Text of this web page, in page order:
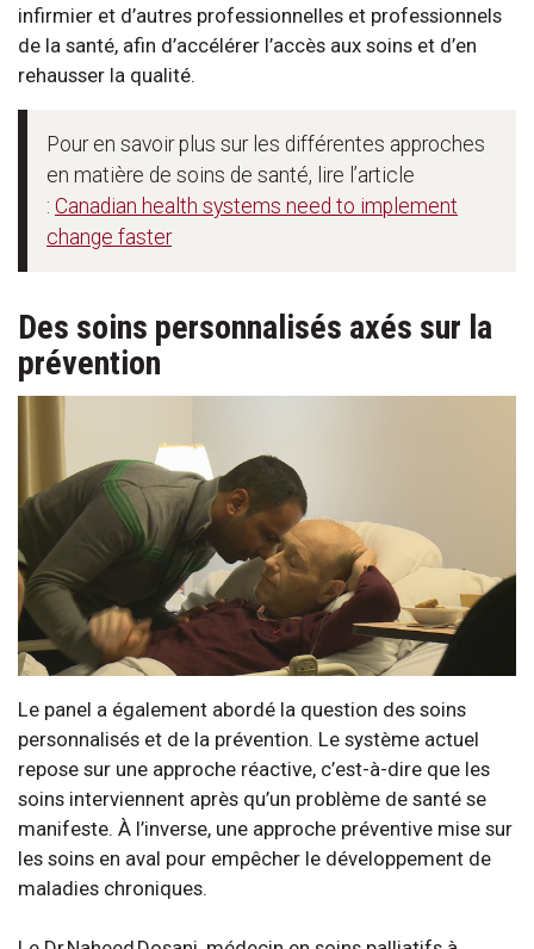
infirmier et d’autres professionnelles et professionnels
de la santé, afin d’accélérer l’accès aux soins et d’en
rehausser la qualité.
Pour en savoir plus sur les différentes approches
en matière de soins de santé, lire l’article
: Canadian health systems need to implement
change faster
Des soins personnalisés axés sur la
prévention
Le panel a également abordé la question des soins
personnalisés et de la prévention. Le système actuel
repose sur une approche réactive, c’est-à-dire que les
soins interviennent après qu’un problème de santé se
manifeste. À l’inverse, une approche préventive mise sur
les soins en aval pour empêcher le développement de
maladies chroniques.